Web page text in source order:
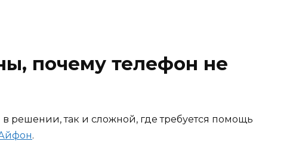
почему телефон не
решении, так и сложной, где требуется помощь
.